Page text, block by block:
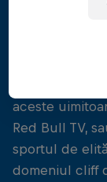
ore de
aceste
Red Bull TV,
sportul de
domeniul cliff